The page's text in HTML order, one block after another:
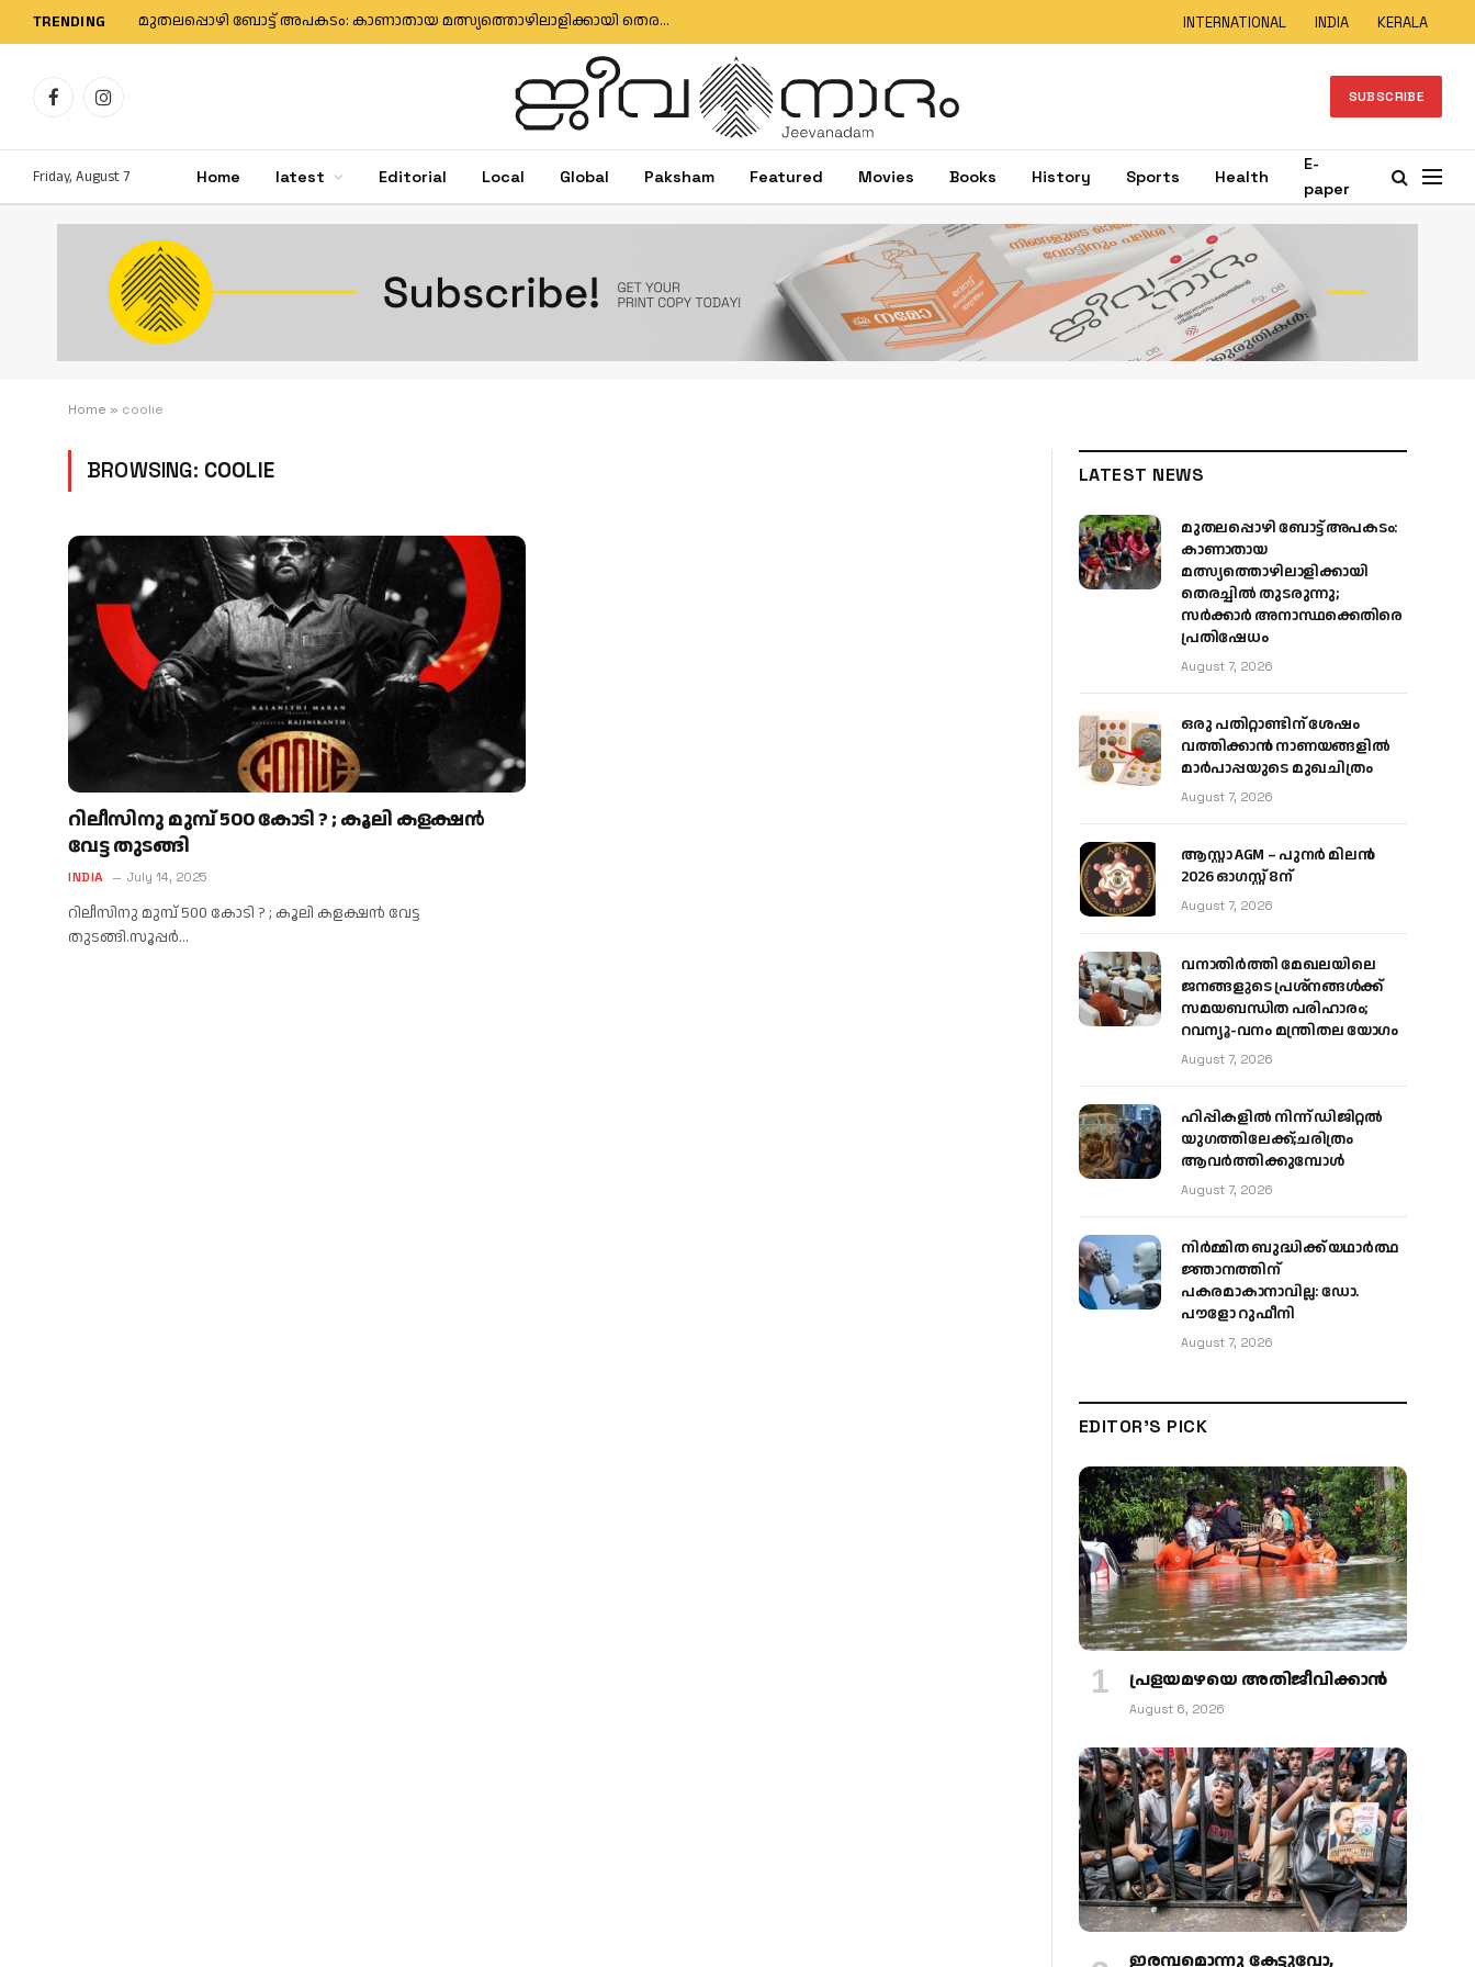
TRENDING മുതലപ്പൊഴി ബോട്ട് അപകടം: കാണാതായ മത്സ്യത്തൊഴിലാളിക്കായി തെരച്ചിൽ തുടരുന്നു; സർക്കാർ അനാസ്ഥക്കെതിരെ പ്രതിഷേധം INTERNATIONAL INDIA KERALA
FacebookInstagram SUBSCRIBE
Friday, August 7 Home latest Editorial Local Global Paksham Featured Movies Books History Sports Health
E-
paper
Home » coolie
BROWSING: COOLIE
റിലീസിനു മുമ്പ് 500 കോടി ? ; കൂലി കളക്ഷൻ
വേട്ട തുടങ്ങി
INDIA July 14, 2025
റിലീസിനു മുമ്പ് 500 കോടി ? ; കൂലി കളക്ഷൻ വേട്ട
തുടങ്ങി.സൂപ്പർ…
LATEST NEWS
മുതലപ്പൊഴി ബോട്ട് അപകടം:
കാണാതായ
മത്സ്യത്തൊഴിലാളിക്കായി
തെരച്ചിൽ തുടരുന്നു;
സർക്കാർ അനാസ്ഥക്കെതിരെ
പ്രതിഷേധം
August 7, 2026
ഒരു പതിറ്റാണ്ടിന് ശേഷം
വത്തിക്കാൻ നാണയങ്ങളിൽ
മാർപാപ്പയുടെ മുഖചിത്രം
August 7, 2026
ആസ്റ്റാ AGM – പുനർ മിലൻ
2026 ഓഗസ്റ്റ് 8ന്
August 7, 2026
വനാതിർത്തി മേഖലയിലെ
ജനങ്ങളുടെ പ്രശ്നങ്ങൾക്ക്
സമയബന്ധിത പരിഹാരം;
റവന്യൂ-വനം മന്ത്രിതല യോഗം
August 7, 2026
ഹിപ്പികളില്‍ നിന്ന് ഡിജിറ്റല്‍
യുഗത്തിലേക്ക്;ചരിത്രം
ആവര്‍ത്തിക്കുമ്പോള്‍
August 7, 2026
നിർമ്മിത ബുദ്ധിക്ക് യഥാർത്ഥ
ജ്ഞാനത്തിന്
പകരമാകാനാവില്ല: ഡോ.
പൗളോ റുഫീനി
August 7, 2026
EDITOR'S PICK
പ്രളയമഴയെ അതിജീവിക്കാന്‍
August 6, 2026
ഇരമ്പമൊന്നു കേട്ടുവോ,